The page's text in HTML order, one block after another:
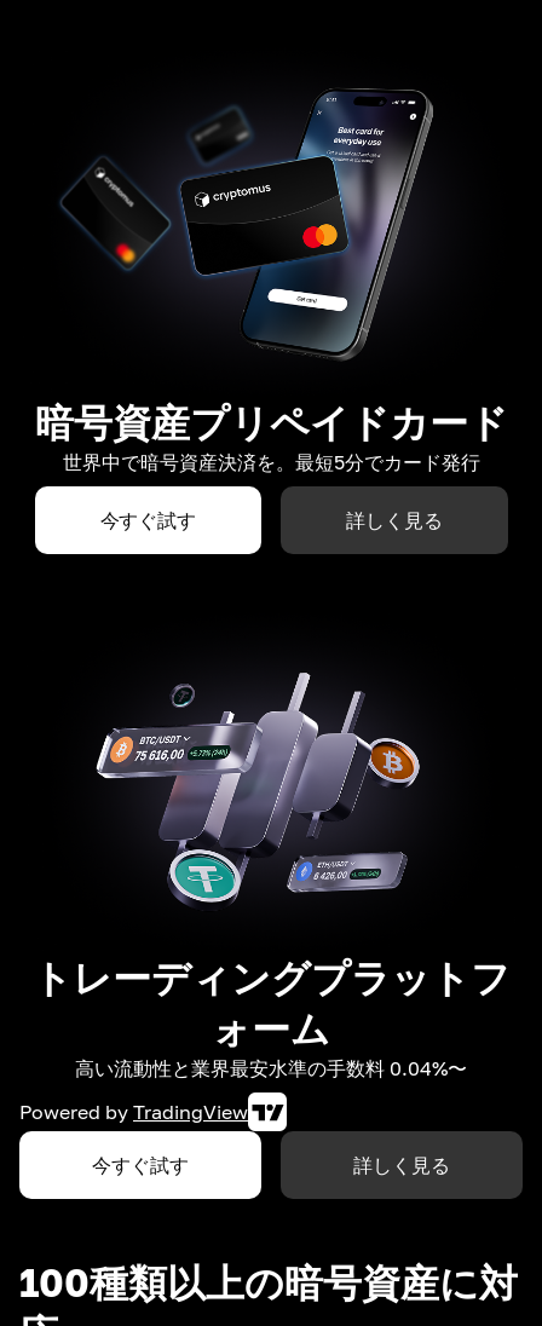
暗号資産プリペイドカード
世界中で暗号資産決済を。最短5分でカード発行
今すぐ試す 詳しく見る
トレーディングプラットフ
ォーム
高い流動性と業界最安水準の手数料 0.04%〜
Powered by TradingView
今すぐ試す 詳しく見る
100種類以上の暗号資産に対